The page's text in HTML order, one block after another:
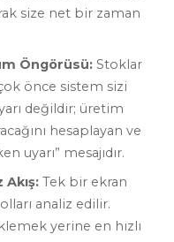
size net bir zaman
Öngörüsü: Stoklar
önce sistem sizi
değildir; üretim
hesaplayan ve
uyarı” mesajıdır.
Akış: Tek bir ekran
analiz edilir.
yerine en hızlı